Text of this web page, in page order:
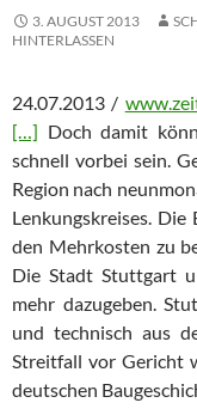
3. AUGUST 2013
HINTERLASSEN
24.07.2013 /
[…] Doch damit
schnell vorbei sein.
Region nach
Lenkungskreises.
den Mehrkosten zu
Die Stadt Stuttgart
mehr dazugeben.
und technisch aus
Streitfall vor Gericht
deutschen